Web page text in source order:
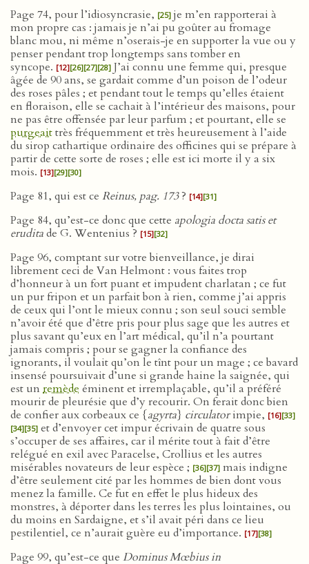
Page 74, pour l’idiosyncrasie, [25] je m’en rapporterai à
mon propre cas : jamais je n’ai pu goûter au fromage
blanc mou, ni même n’oserais-je en supporter la vue ou y
penser pendant trop longtemps sans tomber en
syncope. [12][26][27][28] J’ai connu une femme qui, presque
âgée de 90 ans, se gardait comme d’un poison de l’odeur
des roses pâles ; et pendant tout le temps qu’elles étaient
en floraison, elle se cachait à l’intérieur des maisons, pour
ne pas être offensée par leur parfum ; et pourtant, elle se
purgeaittrès fréquemment et très heureusement à l’aide
du sirop cathartique ordinaire des officines qui se prépare à
partir de cette sorte de roses ; elle est ici morte il y a six
mois. [13][29][30]
Page 81, qui est ce Reinus, pag. 173? [14][31]
Page 84, qu’est-ce donc que cette apologia docta satis et
eruditade G. Wentenius ? [15][32]
Page 96, comptant sur votre bienveillance, je dirai
librement ceci de Van Helmont : vous faites trop
d’honneur à un fort puant et impudent charlatan ; ce fut
un pur fripon et un parfait bon à rien, comme j’ai appris
de ceux qui l’ont le mieux connu ; son seul souci semble
n’avoir été que d’être pris pour plus sage que les autres et
plus savant qu’eux en l’art médical, qu’il n’a pourtant
jamais compris ; pour se gagner la confiance des
ignorants, il voulait qu’on le tînt pour un mage ; ce bavard
insensé poursuivait d’une si grande haine la saignée, qui
est un remède éminent et irremplaçable, qu’il a préféré
mourir de pleurésie que d’y recourir. On ferait donc bien
de confier aux corbeaux ce {agyrta} circulatorimpie, [16][33]
[34][35] et d’envoyer cet impur écrivain de quatre sous
s’occuper de ses affaires, car il mérite tout à fait d’être
relégué en exil avec Paracelse, Crollius et les autres
misérables novateurs de leur espèce ; [36][37] mais indigne
d’être seulement cité par les hommes de bien dont vous
menez la famille. Ce fut en effet le plus hideux des
monstres, à déporter dans les terres les plus lointaines, ou
du moins en Sardaigne, et s’il avait péri dans ce lieu
pestilentiel, ce n’aurait guère eu d’importance. [17][38]
Page 99, qu’est-ce que Dominus Mœbius in